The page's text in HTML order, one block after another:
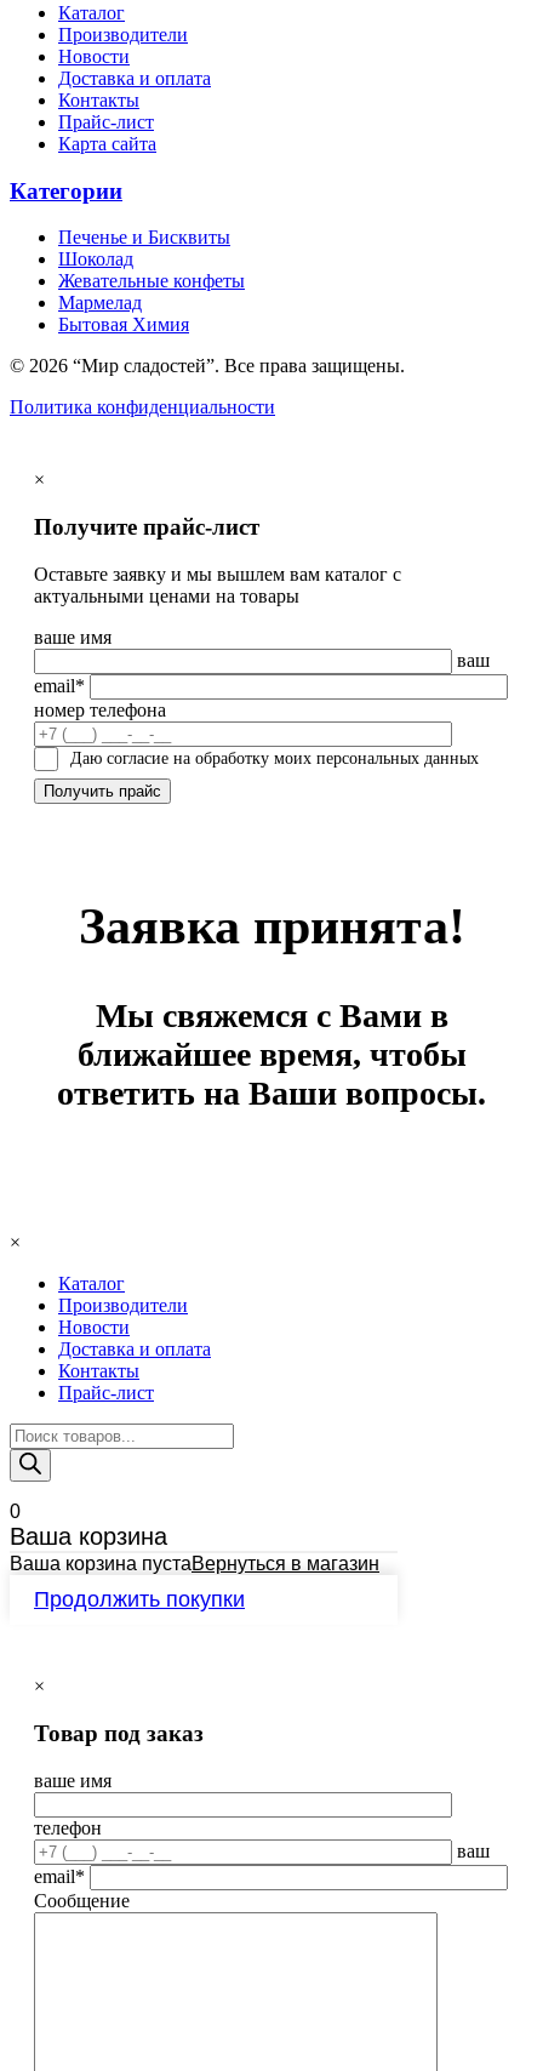
Каталог
Производители
Новости
Доставка и оплата
Контакты
Прайс-лист
Карта сайта
Категории
Печенье и Бисквиты
Шоколад
Жевательные конфеты
Мармелад
Бытовая Химия
© 2026 “Мир сладостей”. Все права защищены.
Политика конфиденциальности
×
Получите прайс-лист
Оставьте заявку и мы вышлем вам каталог с
актуальными ценами на товары
ваше имя
ваш
email*
номер телефона
Даю согласие на обработку моих персональных данных
Заявка принята!
Мы свяжемся с Вами в
ближайшее время, чтобы
ответить на Ваши вопросы.
×
Каталог
Производители
Новости
Доставка и оплата
Контакты
Прайс-лист
Поиск
товаров
0
Ваша корзина
Ваша корзина пустаВернуться в магазин
Продолжить покупки
×
Товар под заказ
ваше имя
телефон
ваш
email*
Сообщение